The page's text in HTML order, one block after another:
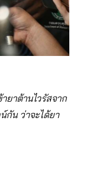
ายาต้านไวรัสจาก
กัน ว่าจะได้ยา